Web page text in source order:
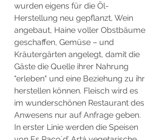
wurden eigens für die Öl-
Herstellung neu gepflanzt, Wein
angebaut, Haine voller Obstbäume
geschaffen, Gemüse – und
Kräutergärten angelegt, damit die
Gäste die Quelle ihrer Nahrung
"erleben" und eine Beziehung zu ihr
herstellen können. Fleisch wird es
im wunderschönen Restaurant des
Anwesens nur auf Anfrage geben.
In erster Linie werden die Speisen